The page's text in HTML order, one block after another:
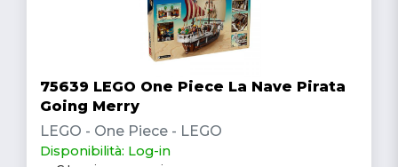
75639 LEGO One Piece La Nave Pirata
Going Merry
LEGO - One Piece - LEGO
Disponibilità: Log-in